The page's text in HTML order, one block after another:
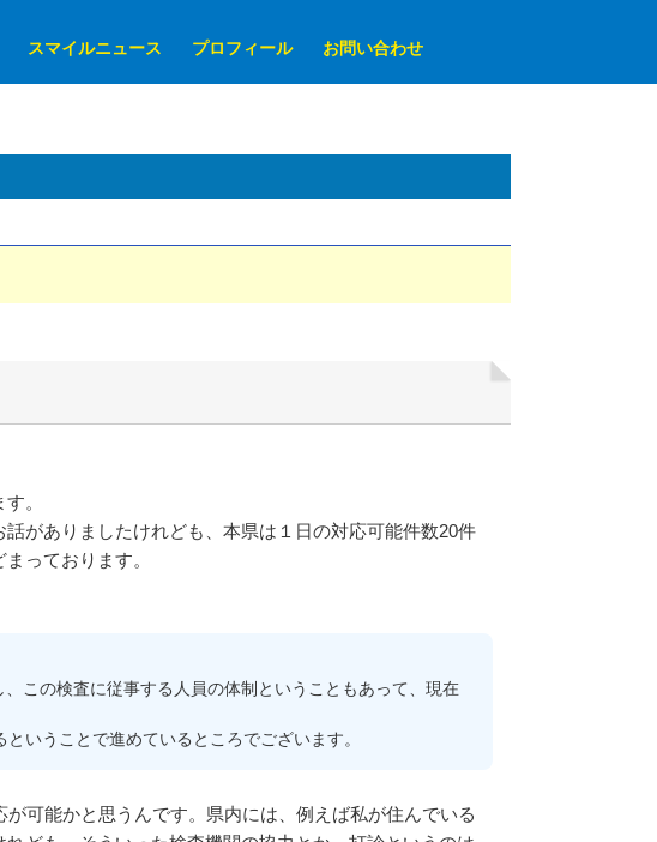
スマイルニュース プロフィール お問い合わせ
。
がありましたけれども、本県は１日の対応可能件数20件
っております。
この検査に従事する人員の体制ということもあって、現在
いうことで進めているところでございます。
可能かと思うんです。県内には、例えば私が住んでいる